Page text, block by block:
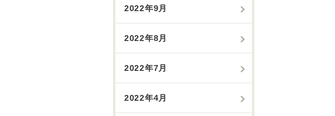
2022年9月
2022年8月
2022年7月
2022年4月